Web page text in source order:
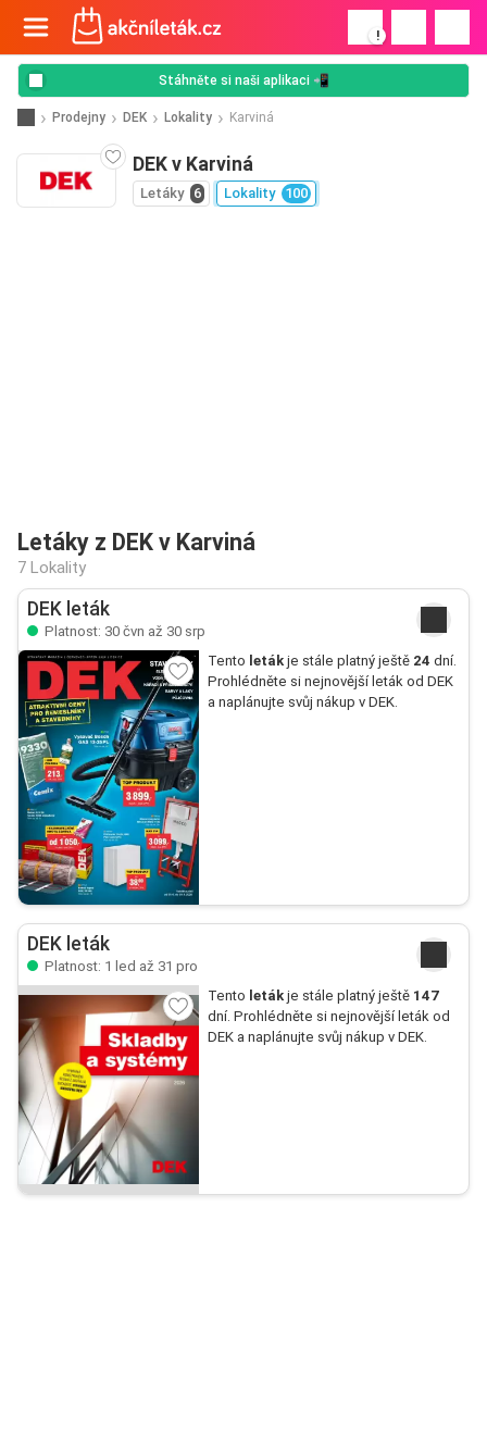
!
Stáhněte si naši aplikaci 📲
Prodejny DEK Lokality Karviná
DEK v Karviná
Letáky 6 Lokality 100
Letáky z DEK v Karviná
7 Lokality
DEK leták
Platnost: 30 čvn až 30 srp
Tento letákje stále platný ještě 24 dní.
Prohlédněte si nejnovější leták od DEK
a naplánujte svůj nákup v DEK.
DEK leták
Platnost: 1 led až 31 pro
Tento letákje stále platný ještě 147
dní. Prohlédněte si nejnovější leták od
DEK a naplánujte svůj nákup v DEK.